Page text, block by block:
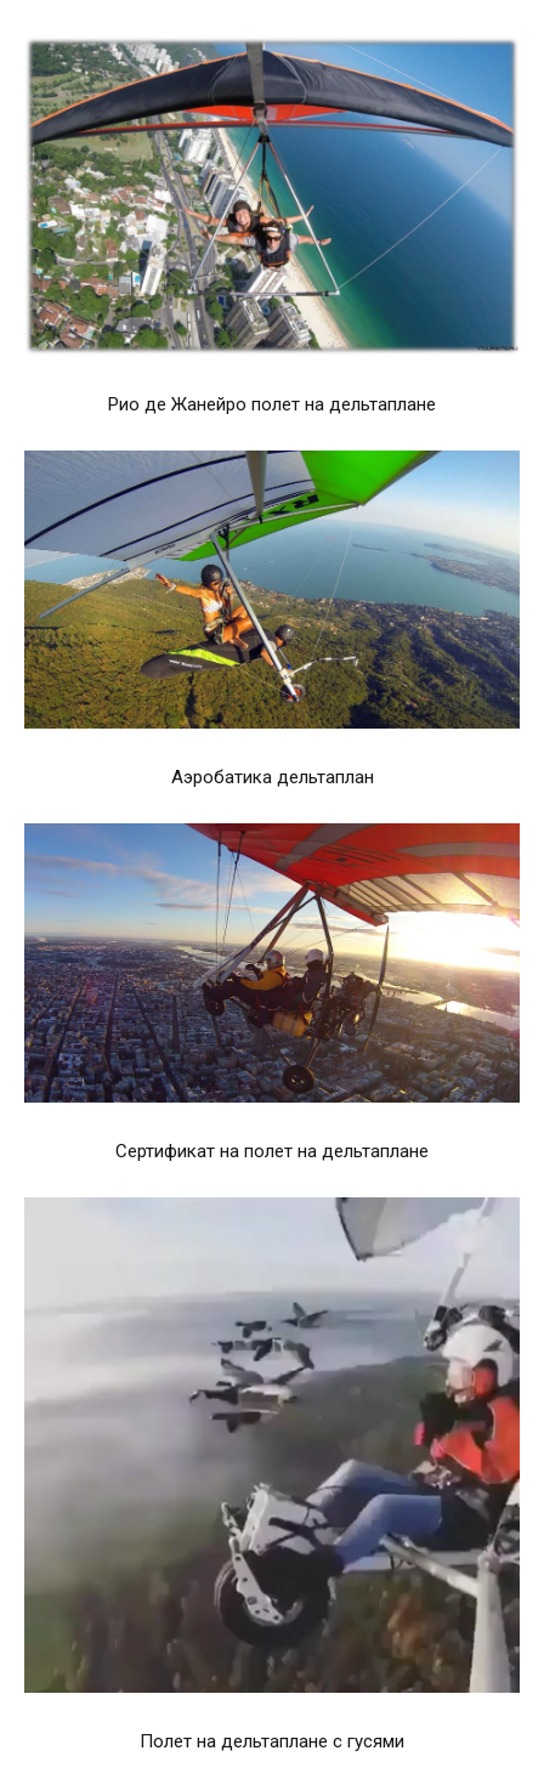
Рио де Жанейро полет на дельтаплане
Аэробатика дельтаплан
Сертификат на полет на дельтаплане
Полет на дельтаплане с гусями